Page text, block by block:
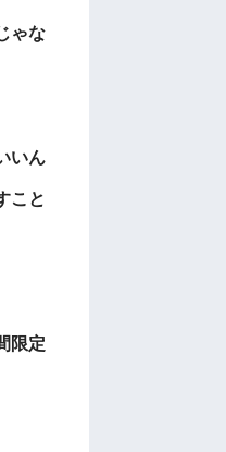
ゃな
いん
こと
限定